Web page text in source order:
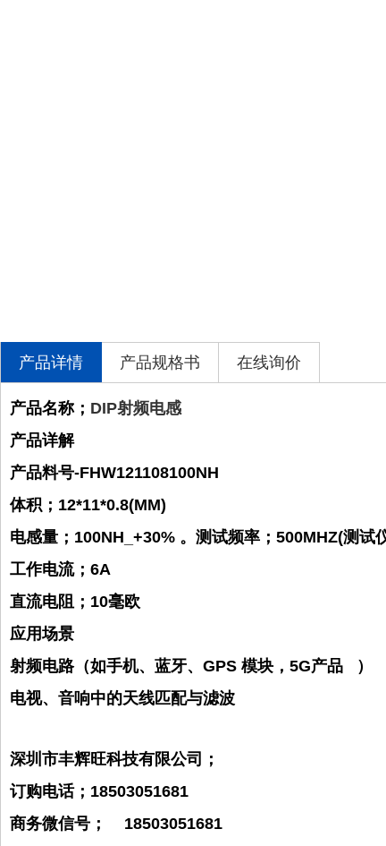
产品详情 产品规格书 在线询价
产品名称； DIP射频电感
产品详解
产品料号-FHW121108100NH
体积；12*11*0.8(MM)
电感量；100NH_+30% 。 测试频率；500MHZ(测试
工作电流；6A
直流电阻；10毫欧
应用场景
射频电路（如手机、蓝牙、GPS 模块，5G产品 ）‌
电视、音响中的天线匹配与滤波 ‌
深圳市丰辉旺科技有限公司；
订购电话；18503051681
商务微信号； 18503051681